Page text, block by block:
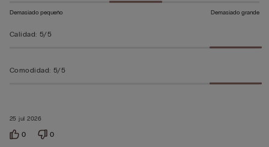
25 jul 2026
Demasiado pequeño Demasiado grande
Calidad: 5/5
Comodidad: 5/5
0 0